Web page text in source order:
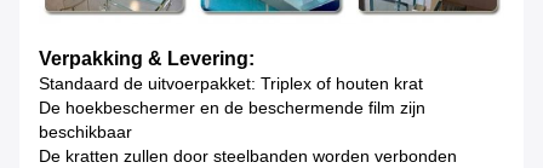
Verpakking & Levering:
Standaard de uitvoerpakket: Triplex of houten krat
De hoekbeschermer en de beschermende film zijn
beschikbaar
De kratten zullen door steelbanden worden verbonden